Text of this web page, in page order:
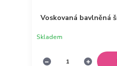
Voskovaná bavlněná
Skladem